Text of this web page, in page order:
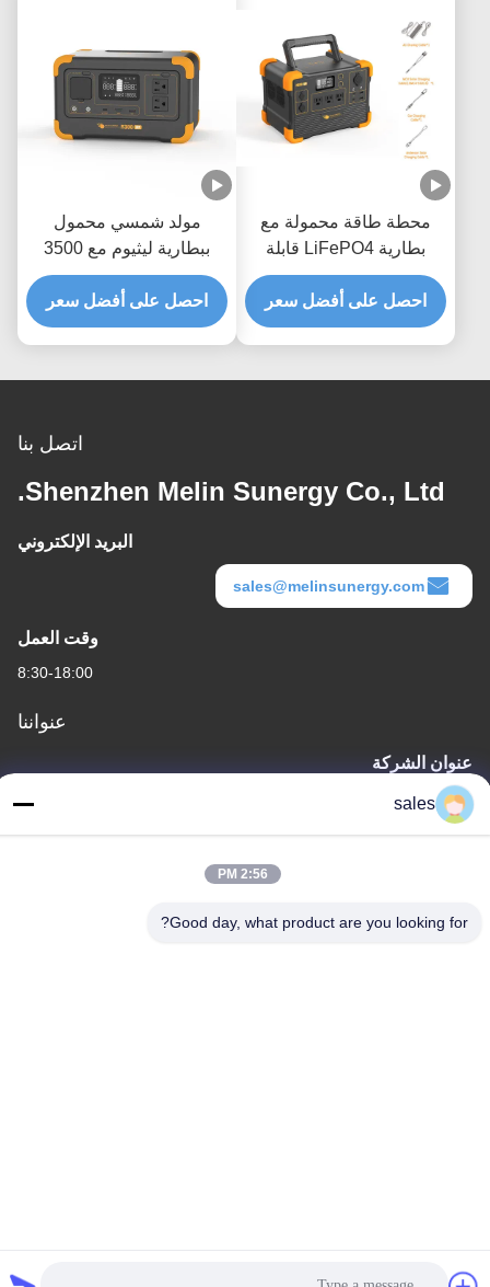
محطة طاقة محمولة مع
بطارية LiFePO4 قابلة
لإعادة التدوير 3500 وشحن
سريع في ساعتين وحماية
360 درجة
احصل على أفضل سعر
مولد شمسي محمول
ببطارية ليثيوم مع 3500
دورة إعادة تدوير ولوحة
شمسية بقدرة 100 واط
وسعة 288 واط في الساعة
احصل على أفضل سعر
اتصل بنا
Shenzhen Melin Sunergy Co., Ltd.
البريد الإلكتروني
sales@melinsunergy.com
وقت العمل
8:30-18:00
عنواننا
عنوان الشركة
عنوان المصنع
الغرفة 709 ، الكتلة 2 من أنبو
sales
2:56 PM
Good day, what product are you looking for?